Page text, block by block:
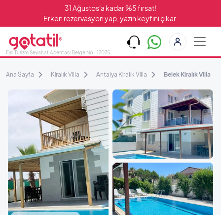
31 Ağustos'a kadar %5 fırsat!
Erken rezervasyon yap, yazın keyfini çıkar.
Fırıl Turizm Seyahat Acentası Belge No : 17075
Ana Sayfa Kiralık Villa Antalya Kiralık Villa Belek Kiralık Villa